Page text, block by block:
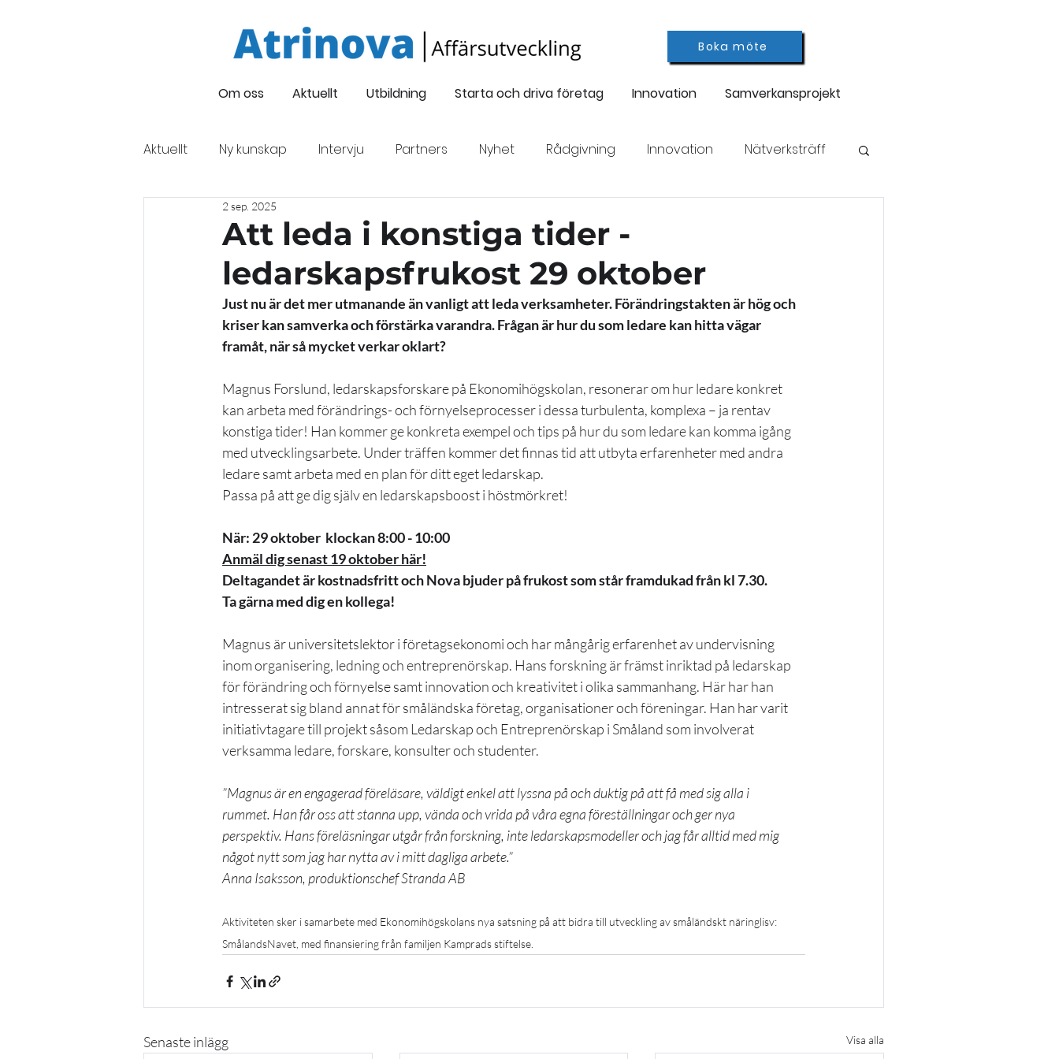
Boka möte
Om oss Aktuellt Utbildning Starta och driva företag Innovation Samverkansprojekt
Aktuellt Ny kunskap Intervju Partners Nyhet Rådgivning Innovation Nätverksträff
Företagsintervju
Finansiering Evenemang
Att leda i konstiga tider -
ledarskapsfrukost 29 oktober
2 sep. 2025
Just nu är det mer utmanande än vanligt att leda verksamheter. Förändringstakten är hög och
kriser kan samverka och förstärka varandra. Frågan är hur du som ledare kan hitta vägar
framåt, när så mycket verkar oklart?
Magnus Forslund, ledarskapsforskare på Ekonomihögskolan, resonerar om hur ledare konkret
kan arbeta med förändrings- och förnyelseprocesser i dessa turbulenta, komplexa – ja rentav
konstiga tider! Han kommer ge konkreta exempel och tips på hur du som ledare kan komma igång
med utvecklingsarbete. Under träffen kommer det finnas tid att utbyta erfarenheter med andra
ledare samt arbeta med en plan för ditt eget ledarskap.
Passa på att ge dig själv en ledarskapsboost i höstmörkret!
När: 29 oktober  klockan 8:00 - 10:00
Anmäl dig senast 19 oktober här!
Deltagandet är kostnadsfritt och Nova bjuder på frukost som står framdukad från kl 7.30.
Ta gärna med dig en kollega!
Magnus är universitetslektor i företagsekonomi och har mångårig erfarenhet av undervisning
inom organisering, ledning och entreprenörskap. Hans forskning är främst inriktad på ledarskap
för förändring och förnyelse samt innovation och kreativitet i olika sammanhang. Här har han
intresserat sig bland annat för småländska företag, organisationer och föreningar. Han har varit
initiativtagare till projekt såsom Ledarskap och Entreprenörskap i Småland som involverat
verksamma ledare, forskare, konsulter och studenter.
”Magnus är en engagerad föreläsare, väldigt enkel att lyssna på och duktig på att få med sig alla i
rummet. Han får oss att stanna upp, vända och vrida på våra egna föreställningar och ger nya
perspektiv. Hans föreläsningar utgår från forskning, inte ledarskapsmodeller och jag får alltid med mig
något nytt som jag har nytta av i mitt dagliga arbete.”
Anna Isaksson, produktionschef Stranda AB
Aktiviteten sker i samarbete med Ekonomihögskolans nya satsning på att bidra till utveckling av småländskt näringlisv:
SmålandsNavet, med finansiering från familjen Kamprads stiftelse.
Senaste inlägg Visa alla